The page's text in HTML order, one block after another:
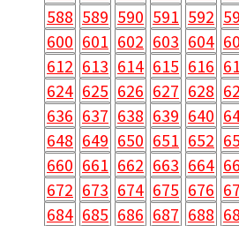
588 589 590 591 592
600 601 602 603 604
612 613 614 615 616
624 625 626 627 628
636 637 638 639 640
648 649 650 651 652
660 661 662 663 664
672 673 674 675 676
684 685 686 687 688